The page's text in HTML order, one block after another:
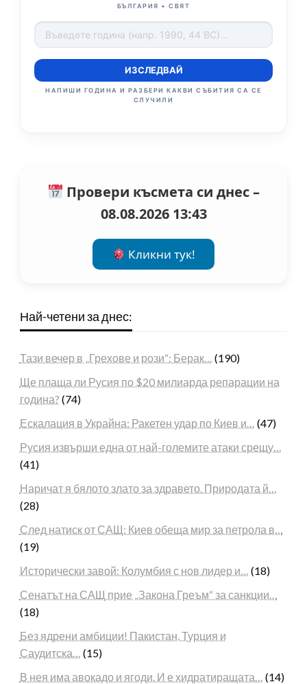
БЪЛГАРИЯ + СВЯТ
ИЗСЛЕДВАЙ
НАПИШИ ГОДИНА И РАЗБЕРИ КАКВИ СЪБИТИЯ СА СЕ
СЛУЧИЛИ
Провери късмета си днес –
08.08.2026 13:43
Кликни тук!
Най-четени за днес:
Тази вечер в „Грехове и рози“: Берак… (190)
Ще плаща ли Русия по $20 милиарда репарации на
година? (74)
Ескалация в Украйна: Ракетен удар по Киев и… (47)
Русия извърши една от най-големите атаки срещу…
(41)
Наричат я бялото злато за здравето. Природата й…
(28)
След натиск от САЩ: Киев обеща мир за петрола в…
(19)
Исторически завой: Колумбия с нов лидер и… (18)
Сенатът на САЩ прие „Закона Греъм“ за санкции…
(18)
Без ядрени амбиции! Пакистан, Турция и
Саудитска… (15)
В нея има авокадо и ягоди. И е хидратиращата… (14)